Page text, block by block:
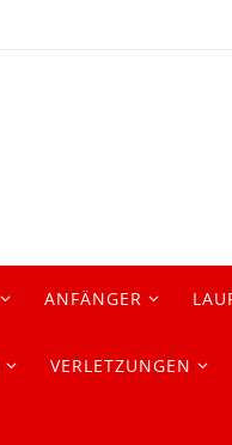
ANFÄNGER
VERLETZUNGEN